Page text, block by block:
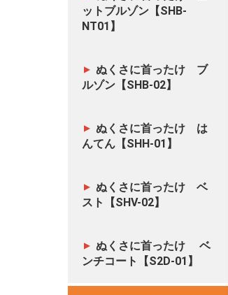
ットブルゾン【SHB-
NT01】
ぬくさに首ったけ ブ
ルゾン【SHB-02】
ぬくさに首ったけ は
んてん【SHH-01】
ぬくさに首ったけ ベ
スト【SHV-02】
ぬくさに首ったけ ベ
ンチコート【S2D-01】